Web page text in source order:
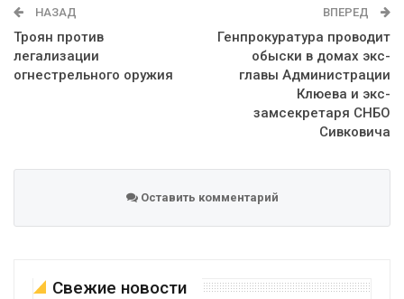
НАЗАД
Троян против
легализации
огнестрельного оружия
ВПЕРЕД
Генпрокуратура проводит
обыски в домах экс-
главы Администрации
Клюева и экс-
замсекретаря СНБО
Сивковича
Оставить комментарий
Свежие новости